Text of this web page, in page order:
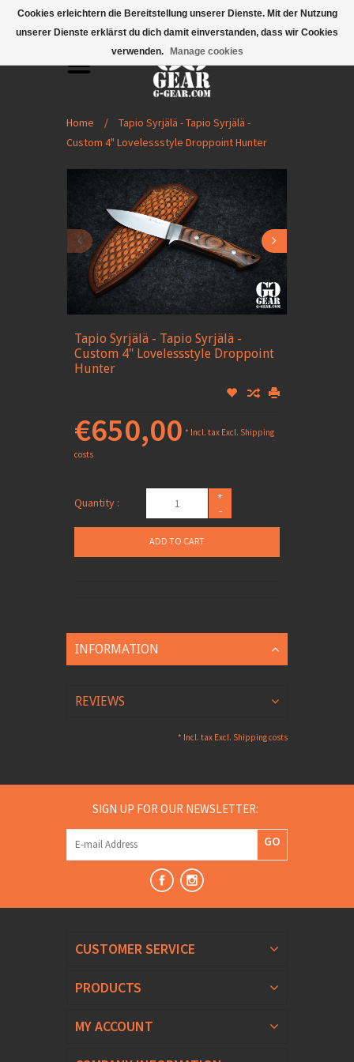
Mobile Menu
Home /
Tapio Syrjälä - Tapio Syrjälä -
Custom 4" Lovelessstyle Droppoint Hunter
Tapio Syrjälä - Tapio Syrjälä -
Custom 4" Lovelessstyle Droppoint
Hunter
€650,00 * Incl. tax Excl. Shipping
costs
Quantity :
+
-
ADD TO CART
INFORMATION
REVIEWS
* Incl. tax Excl. Shipping costs
SIGN UP FOR OUR NEWSLETTER:
GO
CUSTOMER SERVICE
PRODUCTS
MY ACCOUNT
Cookies erleichtern die Bereitstellung unserer Dienste. Mit der Nutzung
unserer Dienste erklärst du dich damit einverstanden, dass wir Cookies
verwenden.
Manage cookies